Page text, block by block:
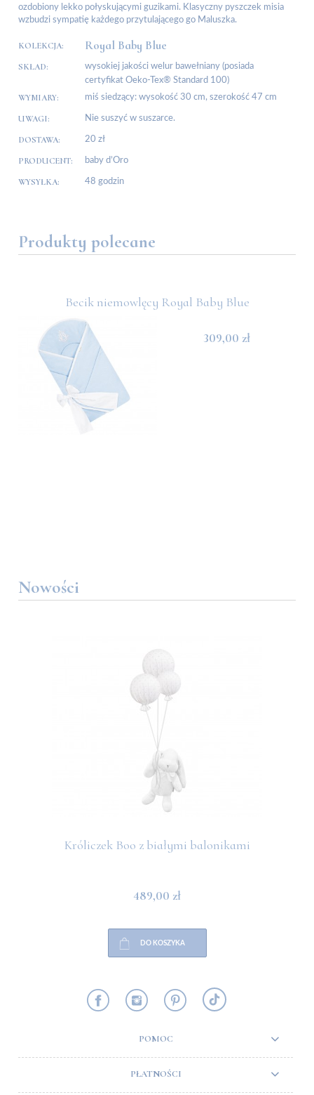
ozdobiony lekko połyskującymi guzikami. Klasyczny pyszczek misia
wzbudzi sympatię każdego przytulającego go Maluszka.
KOLEKCJA: Royal Baby Blue
SKŁAD:
wysokiej jakości welur bawełniany (posiada
certyfikat Oeko-Tex® Standard 100)
WYMIARY: miś siedzący: wysokość 30 cm, szerokość 47 cm
UWAGI: Nie suszyć w suszarce.
DOSTAWA: 20 zł
PRODUCENT: baby d’Oro
WYSYŁKA: 48 godzin
Produkty polecane
Becik niemowlęcy Royal Baby Blue
309,00 zł
Nowości
Króliczek Boo z białymi balonikami
489,00 zł
DO KOSZYKA
POMOC
PŁATNOŚCI